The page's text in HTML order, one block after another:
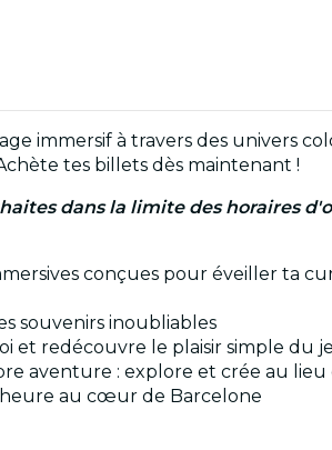
immersif à travers des univers
tes billets dès maintenant !
dans la limite des horaires
conçues pour éveiller ta
souvenirs inoubliables
et redécouvre le plaisir simple du
aventure : explore et crée au
heure au cœur de Barcelone